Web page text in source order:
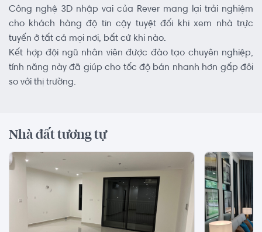
Công nghệ 3D nhập vai của Rever mang lại trải nghiệm
cho khách hàng độ tin cậy tuyệt đối khi xem nhà trực
tuyến ở tất cả mọi nơi, bất cứ khi nào.
Kết hợp đội ngũ nhân viên được đào tạo chuyên nghiệp,
tính năng này đã giúp cho tốc độ bán nhanh hơn gấp đôi
so với thị trường.
Nhà đất tương tự